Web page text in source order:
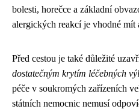
bolesti, horečce a základní
alergických reakcí je vhodné mít
Před cestou je také důležité
dostatečným krytím léčebných
péče v soukromých zařízeních
státních nemocnic nemusí